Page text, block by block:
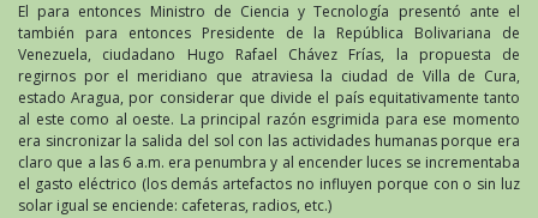
El para entonces Ministro de Ciencia y Tecnología presentó ante el
también para entonces Presidente de la República Bolivariana de
Venezuela, ciudadano Hugo Rafael Chávez Frías, la propuesta de
regirnos por el meridiano que atraviesa la ciudad de Villa de Cura,
estado Aragua, por considerar que divide el país equitativamente tanto
al este como al oeste. La principal razón esgrimida para ese momento
era sincronizar la salida del sol con las actividades humanas porque era
claro que a las 6 a.m. era penumbra y al encender luces se incrementaba
el gasto eléctrico (los demás artefactos no influyen porque con o sin luz
solar igual se enciende: cafeteras, radios, etc.)